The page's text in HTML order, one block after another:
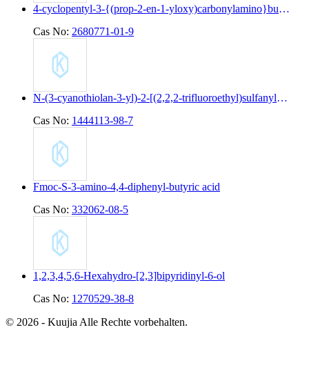
4-cyclopentyl-3-{(prop-2-en-1-yloxy)carbonylamino}butanoic acid
Cas No: 2680771-01-9
N-(3-cyanothiolan-3-yl)-2-[(2,2,2-trifluoroethyl)sulfanyl]pyridine-4-carboxamide
Cas No: 1444113-98-7
Fmoc-S-3-amino-4,4-diphenyl-butyric acid
Cas No: 332062-08-5
1,2,3,4,5,6-Hexahydro-[2,3]bipyridinyl-6-ol
Cas No: 1270529-38-8
© 2026 - Kuujia Alle Rechte vorbehalten.